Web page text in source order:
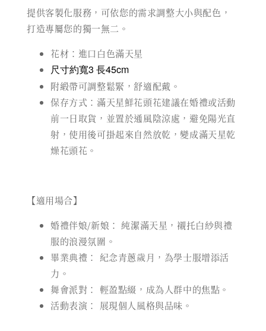
提供客製化服務，可依您的需求調整大小與配色，
打造專屬您的獨一無二。
花材：進口白色滿天星
尺寸約寬3 長45cm
附緞帶可調整鬆緊，舒適配戴。
保存方式：滿天星鮮花頭花建議在婚禮或活動
前一日取貨，並置於通風陰涼處，避免陽光直
射，使用後可掛起來自然放乾，變成滿天星乾
燥花頭花。
【適用場合】
婚禮伴娘/新娘： 純潔滿天星，襯托白紗與禮
服的浪漫氛圍。
畢業典禮： 紀念青蔥歲月，為學士服增添活
力。
舞會派對： 輕盈點綴，成為人群中的焦點。
活動表演： 展現個人風格與品味。